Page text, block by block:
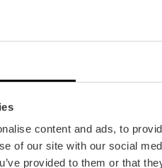
content and ads, to
of our site with our social
provided to them or that